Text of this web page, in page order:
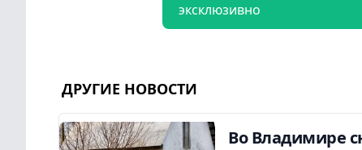
эксклюзивно
ДРУГИЕ НОВОСТИ
Во Владимире